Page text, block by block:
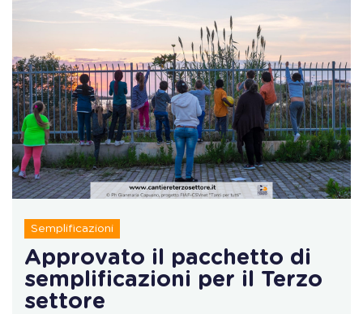
Semplificazioni
Approvato il pacchetto di
semplificazioni per il Terzo
settore